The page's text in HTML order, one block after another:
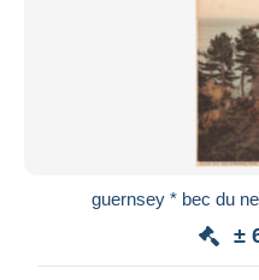
guernsey * bec du
±